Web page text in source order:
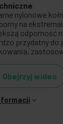
nylonowe
na
odporność
przydatny do
Obejrzyj wideo